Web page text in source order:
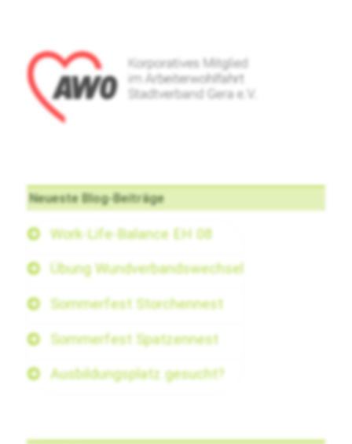
Neueste Blog-Beiträge
Work-Life-Balance EH 08
Übung Wundverbandswechsel
Sommerfest Storchennest
Sommerfest Spatzennest
Ausbildungsplatz gesucht?